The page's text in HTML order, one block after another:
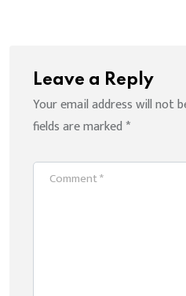
Leave a Reply
Your email address will not
fields are marked *